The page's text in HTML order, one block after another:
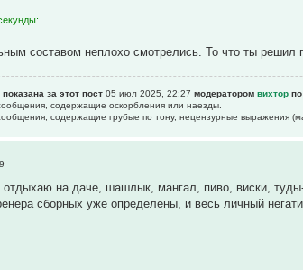
составом неплохо смотрелись. То что ты решил
за этот пост05 июл 2025, 22:27 модераторомвихтор
содержащие оскоpбления или наезды.
содержащие гpубые по тону, нецензурные выpажения
отдыхаю на даче, шашлык, мангал, пиво, виски,
сборных уже определены, и весь личный